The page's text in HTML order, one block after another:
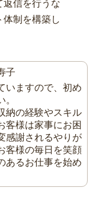
返信を行うな
体制を構築し
子
いますので、初め
納の経験やスキル
客様は家事にお困
感謝されるやりが
客様の毎日を笑顔
あるお仕事を始め